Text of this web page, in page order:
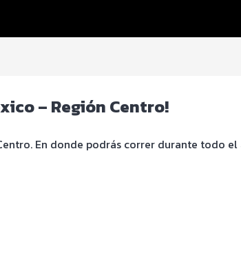
– Región Centro!
En donde podrás correr durante todo